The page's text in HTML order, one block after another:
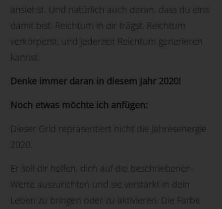
ansiehst. Und natürlich auch daran, dass du eins
damit bist, Reichtum in dir trägst, Reichtum
verkörperst, und jederzeit Reichtum generieren
kannst.
Denke immer daran in diesem Jahr 2020!
Noch etwas möchte ich anfügen:
Dieser Grid repräsentiert nicht die Jahresenergie
2020.
Er soll dir helfen, dich auf die beschriebenen
Werte auszurichten und sie verstärkt in dein
Leben zu bringen oder zu aktivieren. Die Farbe